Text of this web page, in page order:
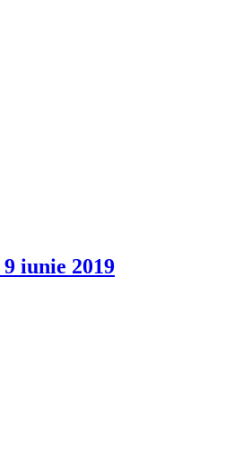
iunie 2019